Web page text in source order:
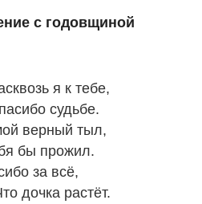
с годовщиной
я к тебе,
судьбе.
верный тыл,
бы прожил.
за всё,
дочка растёт.